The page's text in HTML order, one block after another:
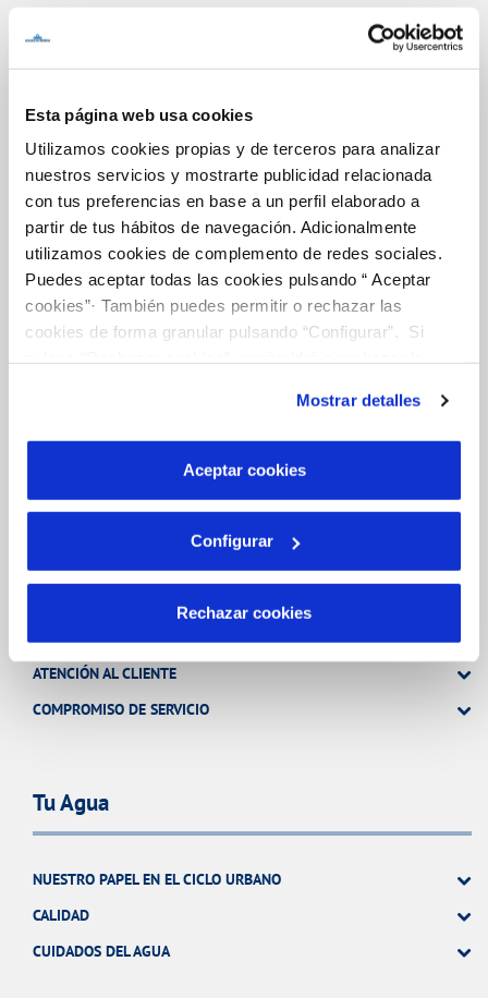
Esta página web usa cookies
Utilizamos cookies propias y de terceros para analizar
nuestros servicios y mostrarte publicidad relacionada
con tus preferencias en base a un perfil elaborado a
partir de tus hábitos de navegación. Adicionalmente
utilizamos cookies de complemento de redes sociales.
Puedes aceptar todas las cookies pulsando “ Aceptar
cookies”· También puedes permitir o rechazar las
cookies de forma granular pulsando “Configurar”. Si
son indispensables para que el sitio web funcione y que
por tanto no se pueden desactivar. Puedes consultar
más información en nuestraPolítica de Cookies
Mostrar detalles
Aceptar cookies
Configurar
Rechazar cookies
Inicio
Gestiones Online
FACTURAS, PAGOS Y CONSUMOS
CONTRATOS
MODIFICACIÓN DE DATOS
INCIDENCIAS
FACTURAS Y PRECIOS
ATENCIÓN AL CLIENTE
COMPROMISO DE SERVICIO
Tu Agua
NUESTRO PAPEL EN EL CICLO URBANO
CALIDAD
CUIDADOS DEL AGUA